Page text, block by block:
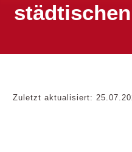
Zuletzt aktualisiert: